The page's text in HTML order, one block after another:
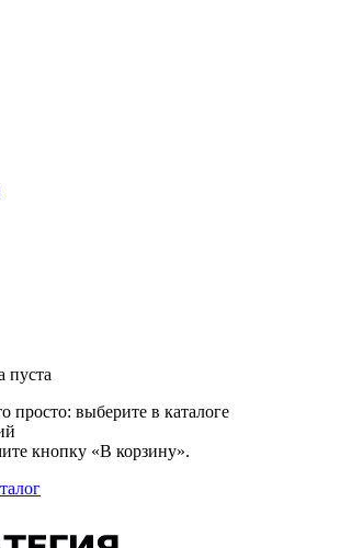
пуста
просто: выберите в каталоге
кнопку «В корзину».